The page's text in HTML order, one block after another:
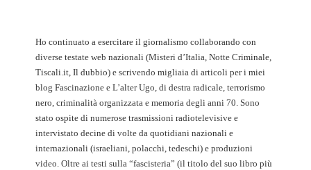
Ho continuato a esercitare il giornalismo collaborando con
diverse testate web nazionali (Misteri d’Italia, Notte Criminale,
Tiscali.it, Il dubbio) e scrivendo migliaia di articoli per i miei
blog Fascinazione e L’alter Ugo, di destra radicale, terrorismo
nero, criminalità organizzata e memoria degli anni 70. Sono
stato ospite di numerose trasmissioni radiotelevisive e
intervistato decine di volte da quotidiani nazionali e
internazionali (israeliani, polacchi, tedeschi) e produzioni
video. Oltre ai testi sulla “fascisteria” (il titolo del suo libro più